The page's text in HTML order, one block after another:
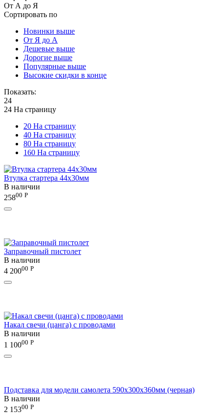
От А до Я
Сортировать по
Новинки выше
От Я до А
Дешевые выше
Дорогие выше
Популярные выше
Высокие скидки в конце
Показать:
24
24 На страницу
20 На страницу
40 На страницу
80 На страницу
160 На страницу
Втулка стартера 44x30мм
В наличии
25800 Р
Заправочный пистолет
В наличии
4 20000 Р
Накал свечи (цанга) с проводами
В наличии
1 10000 Р
Подставка для модели самолета 590x300x360мм (черная)
В наличии
2 15300 Р